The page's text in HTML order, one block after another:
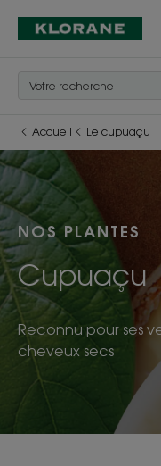
Accueil Le cupuaçu
NOS PLANTES
Cupuaçu
Reconnu pour ses
cheveux secs